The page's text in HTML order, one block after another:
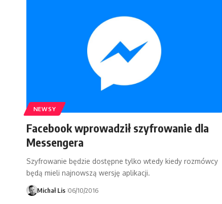
NEWSY
Facebook wprowadził szyfrowanie dla
Messengera
Szyfrowanie będzie dostępne tylko wtedy kiedy rozmówcy
będą mieli najnowszą wersję aplikacji.
Michał Lis 06/10/2016